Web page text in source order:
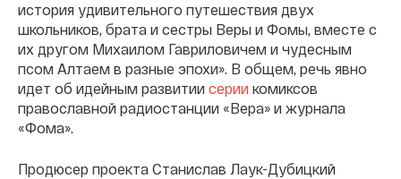
история удивительного путешествия двух
школьников, брата и сестры Веры и Фомы, вместе с
их другом Михаилом Гавриловичем и чудесным
псом Алтаем в разные эпохи». В общем, речь явно
идет об идейным развитии серии комиксов
православной радиостанции «Вера» и журнала
«Фома».
Продюсер проекта Станислав Лаук-Дубицкий